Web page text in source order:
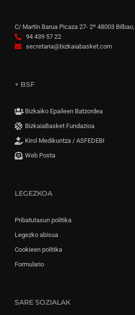
C/ Martín Barua Picaza 27- 2º 48003
94 439 57 22
secretaria@bizkaiabasket.com
+ BSF
Bizkaiko Epaileen Batzordea
BizkaiaBasket Fundazioa
Kirol Medikuntza / ASFEDEBI
Web Posta
LEGEZKOA
Pribatutasun politika
Legezko abisua
Cookieen politika
Formulario
SARE SOZIALAK